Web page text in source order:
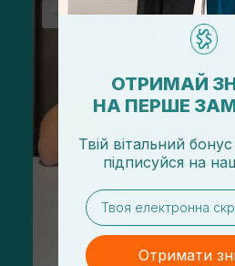
ОТРИМАЙ
НА ПЕРШЕ
Твій вітальний
підписуйся на
email
Отримати